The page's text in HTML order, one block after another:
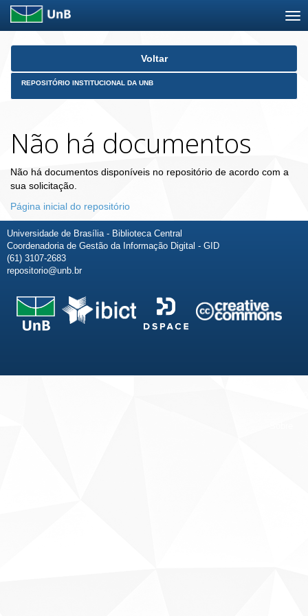
Skip
Voltar
REPOSITÓRIO INSTITUCIONAL DA UNB
Não há documentos
Não há documentos disponíveis no repositório de acordo com a
sua solicitação.
Página inicial do repositório
Universidade de Brasília - Biblioteca Central
Coordenadoria de Gestão da Informação Digital - GID
(61) 3107-2683
repositorio@unb.br